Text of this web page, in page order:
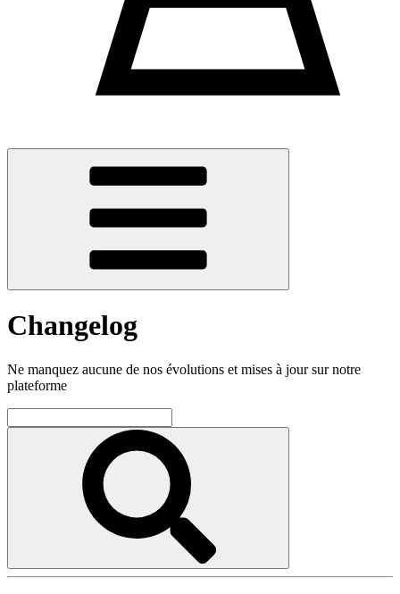
Changelog
Ne manquez aucune de nos évolutions et mises à jour sur notre
plateforme